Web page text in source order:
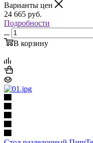
Варианты цен
24 665 руб.
Подробности
В корзину